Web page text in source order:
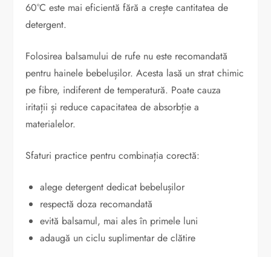
60°C este mai eficientă fără a crește cantitatea de
detergent.
Folosirea balsamului de rufe nu este recomandată
pentru hainele bebelușilor. Acesta lasă un strat chimic
pe fibre, indiferent de temperatură. Poate cauza
iritații și reduce capacitatea de absorbție a
materialelor.
Sfaturi practice pentru combinația corectă:
alege detergent dedicat bebelușilor
respectă doza recomandată
evită balsamul, mai ales în primele luni
adaugă un ciclu suplimentar de clătire